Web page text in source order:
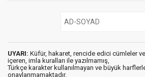
UYARI: Küfür, hakaret, rencide edici cümleler
içeren, imla kuralları ile yazılmamış,
Türkçe karakter kullanılmayan ve büyük
onaylanmamaktadır.